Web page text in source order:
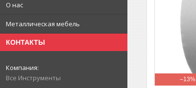
О нас
Металлическая мебель
КОНТАКТЫ
Все Инструменты –13%